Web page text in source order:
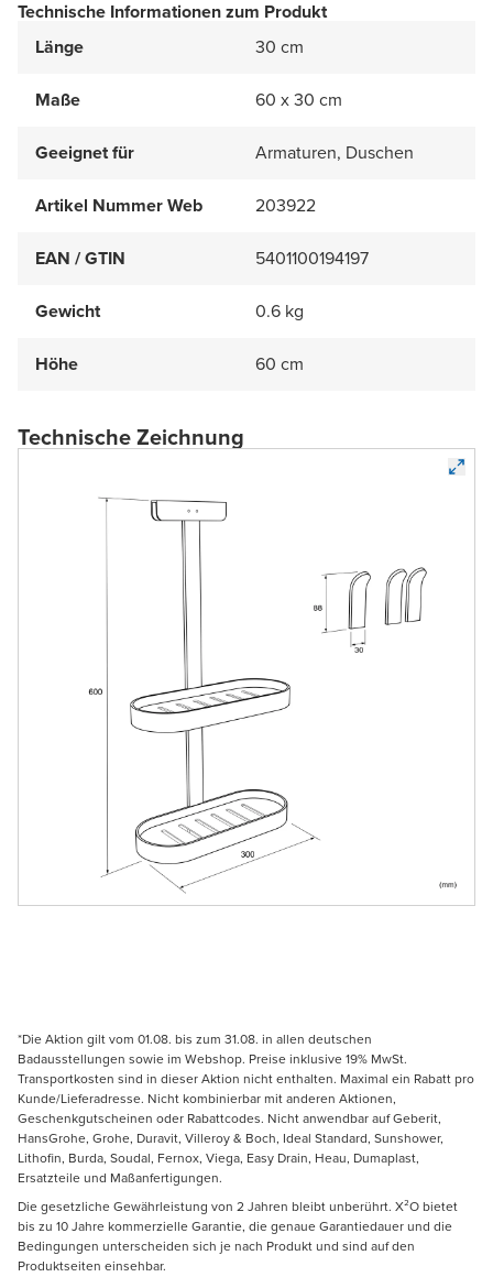
Technische Informationen zum Produkt
Länge
30 cm
Maße 60 x 30 cm
Geeignet für Armaturen, Duschen
Artikel Nummer Web 203922
EAN / GTIN 5401100194197
Gewicht 0.6 kg
Höhe 60 cm
Technische Zeichnung
*Die Aktion gilt vom 01.08. bis zum 31.08. in allen deutschen
Badausstellungen sowie im Webshop. Preise inklusive 19% MwSt.
Transportkosten sind in dieser Aktion nicht enthalten. Maximal ein Rabatt pro
Kunde/Lieferadresse. Nicht kombinierbar mit anderen Aktionen,
Geschenkgutscheinen oder Rabattcodes. Nicht anwendbar auf Geberit,
HansGrohe, Grohe, Duravit, Villeroy & Boch, Ideal Standard, Sunshower,
Lithofin, Burda, Soudal, Fernox, Viega, Easy Drain, Heau, Dumaplast,
Ersatzteile und Maßanfertigungen.
Die gesetzliche Gewährleistung von 2 Jahren bleibt unberührt. X²O bietet
bis zu 10 Jahre kommerzielle Garantie, die genaue Garantiedauer und die
Bedingungen unterscheiden sich je nach Produkt und sind auf den
Produktseiten einsehbar.